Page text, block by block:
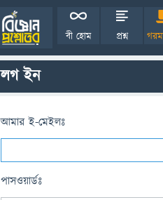
বী হোম প্রশ্ন
লগ ইন
আমার ই-মেইলঃ
পাসওয়ার্ডঃ